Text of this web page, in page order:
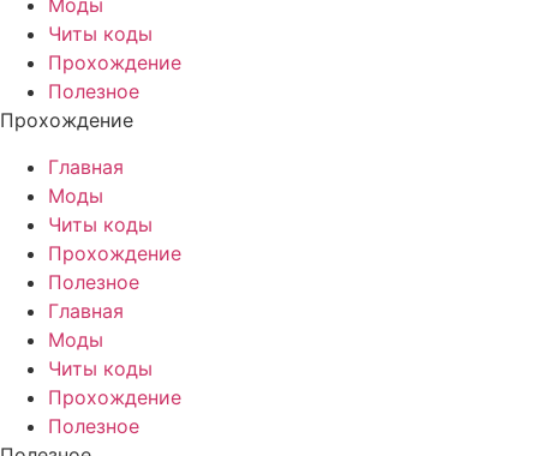
Моды
Читы коды
Прохождение
Полезное
Прохождение
Главная
Моды
Читы коды
Прохождение
Полезное
Главная
Моды
Читы коды
Прохождение
Полезное